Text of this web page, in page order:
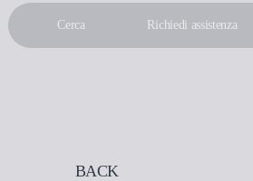
Cerca Richiedi assistenza
BACK